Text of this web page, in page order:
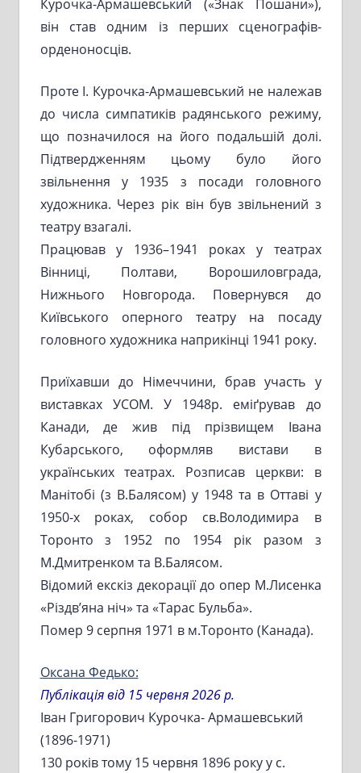
Курочка-Армашевський («Знак Пошани»),
він став одним із перших сценографів-
орденоносців.
Проте І. Курочка-Армашевський не належав
до числа симпатиків радянського режиму,
що позначилося на його подальшій долі.
Підтвердженням цьому було його
звільнення у 1935 з посади головного
художника. Через рік він був звільнений з
театру взагалі.
Працював у 1936–1941 роках у театрах
Вінниці, Полтави, Ворошиловграда,
Нижнього Новгорода. Повернувся до
Київського оперного театру на посаду
головного художника наприкінці 1941 року.
Приїхавши до Німеччини, брав участь у
виставках УСОМ. У 1948р. еміґрував до
Канади, де жив під прізвищем Івана
Кубарського, оформляв вистави в
українських театрах. Розписав церкви: в
Манітобі (з В.Балясом) у 1948 та в Оттаві у
1950-х роках, собор св.Володимира в
Торонто з 1952 по 1954 рік разом з
М.Дмитренком та В.Балясом.
Відомий екскіз декорації до опер М.Лисенка
«Різдв’яна ніч» та «Тарас Бульба».
Помер 9 серпня 1971 в м.Торонто (Канада).
Оксана Федько:
Публікація від 15 червня 2026 р.
Іван Григорович Курочка- Армашевський
(1896-1971)
130 років тому 15 червня 1896 року у с.